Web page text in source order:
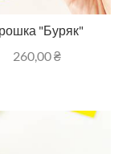
"Буряк"
260,00₴